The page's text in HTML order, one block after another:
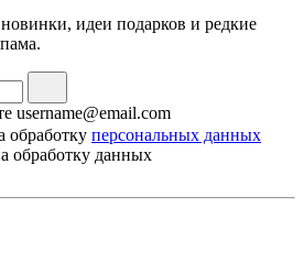
идеи подарков и редкие
username@email.com
обработку персональных данных
обработку данных